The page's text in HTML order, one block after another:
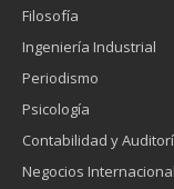
Filosofía
Ingeniería Industrial
Periodismo
Psicología
Contabilidad y
Negocios